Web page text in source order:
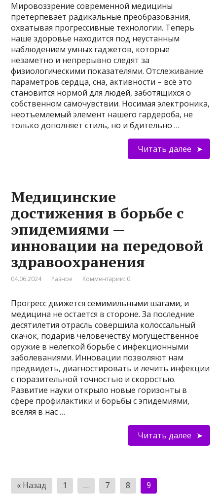
Мировоззрение современной медицины
претерпевает радикальные преобразования,
охватывая прогрессивные технологии. Теперь
наше здоровье находится под неустанным
наблюдением умных гаджетов, которые
незаметно и непрерывно следят за
физиологическими показателями. Отслеживание
параметров сердца, сна, активности – всё это
становится нормой для людей, заботящихся о
собственном самочувствии. Носимая электроника,
неотъемлемый элемент нашего гардероба, не
только дополняет стиль, но и бдительно …
Читать далее
Медицинские
достижения в борьбе с
эпидемиями —
инновации на передовой
здравоохранения
04.06.2024 Разное Комментарии: 0
Прогресс движется семимильными шагами, и
медицина не остается в стороне. За последние
десятилетия отрасль совершила колоссальный
скачок, подарив человечеству могущественное
оружие в нелегкой борьбе с инфекционными
заболеваниями. Инновации позволяют нам
предвидеть, диагностировать и лечить инфекции
с поразительной точностью и скоростью.
Развитие науки открыло новые горизонты в
сфере профилактики и борьбы с эпидемиями,
вселяя в нас …
Читать далее
Пагинация
« Назад 1 … 7 8 9